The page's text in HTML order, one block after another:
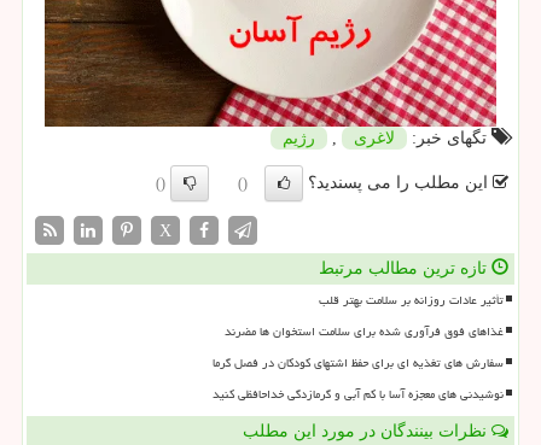
تگهای خبر: لاغری رژیم
این مطلب را می پسندید؟ ()
()
X
تازه ترین مطالب مرتبط
تأثیر عادات روزانه بر سلامت بهتر قلب
غذاهای فوق فرآوری شده برای سلامت استخوان ها مضرند
سفارش های تغذیه ای برای حفظ اشتهای کودکان در فصل گرما
نوشیدنی های معجزه آسا با کم آبی و گرمازدگی خداحافظی کنید
نظرات بینندگان در مورد این مطلب